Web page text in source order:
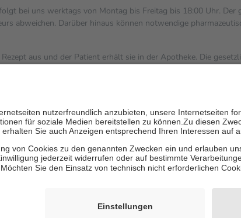
bei uns werktags von Montag bis Freitag bis 18:00 Uhr.
abweichen. Darüber hinaus können notwendige
aus und der Patient erhält sie in der Apotheke. Die
Prozent des Abgabepreises,
zehn Prozent der Kosten sowie zehn Euro je Verordnung.
zu stärken und die besondere Stellung der Familie zu
mit Ausnahme der Fahrkosten
GKV getragen werden
Einholung von Bewertungen. Trusted Shops hat